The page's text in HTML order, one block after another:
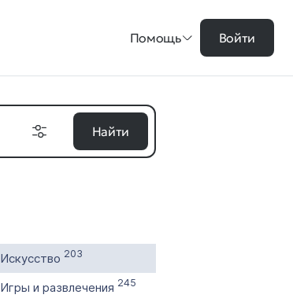
Помощь Войти
Найти
Искусство 203
Игры и развлечения 245